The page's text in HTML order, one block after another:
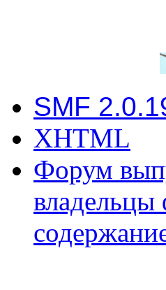
SMF
XHTML
Форум
владельцы